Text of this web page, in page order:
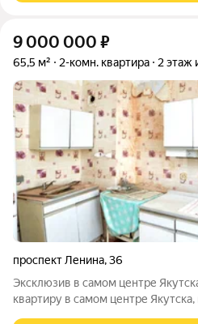
9 000 000 ₽
65,5 м² 2-комн. квартира 2 этаж
проспект Ленина,36
Эксклюзив в самом центре
квартиру в самом центре Якутска,